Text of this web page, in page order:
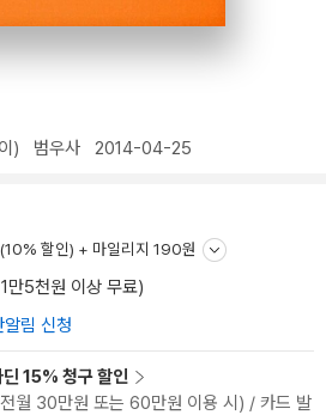
) 범우사 2014-04-25
(10% 할인) + 마일리지 190원
만5천원 이상 무료)
림 신청
15% 청구 할인
월 30만원 또는 60만원 이용 시) / 카드 발